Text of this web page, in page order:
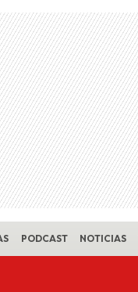
PODCAST NOTICIAS